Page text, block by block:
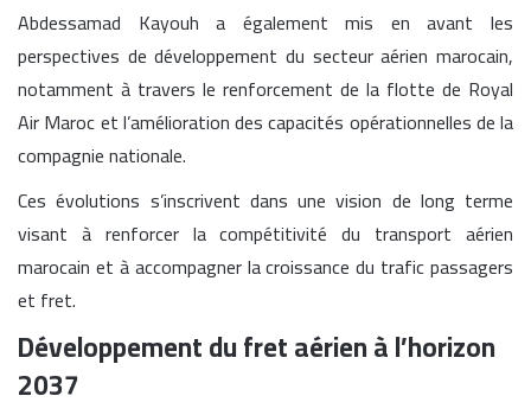
Abdessamad Kayouh a également mis en avant les
perspectives de développement du secteur aérien marocain,
notamment à travers le renforcement de la flotte de Royal
Air Maroc et l’amélioration des capacités opérationnelles de la
compagnie nationale.
Ces évolutions s’inscrivent dans une vision de long terme
visant à renforcer la compétitivité du transport aérien
marocain et à accompagner la croissance du trafic passagers
et fret.
Développement du fret aérien à l’horizon
2037